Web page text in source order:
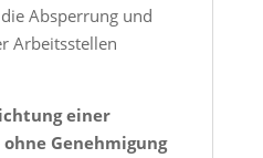
Absperrung und
Arbeitsstellen
einer
Genehmigung